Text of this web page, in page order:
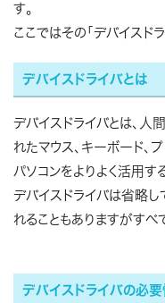
す。
ここではその「デバイスド
デバイスドライバとは
デバイスドライバとは、人
れたマウス、キーボード、
パソコンをよりよく活用す
デバイスドライバは省略し
れることもありますがすべ
デバイスドライバの必要